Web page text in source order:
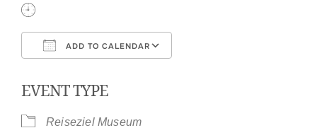
ADD TO CALENDAR
EVENT TYPE
Reiseziel Museum